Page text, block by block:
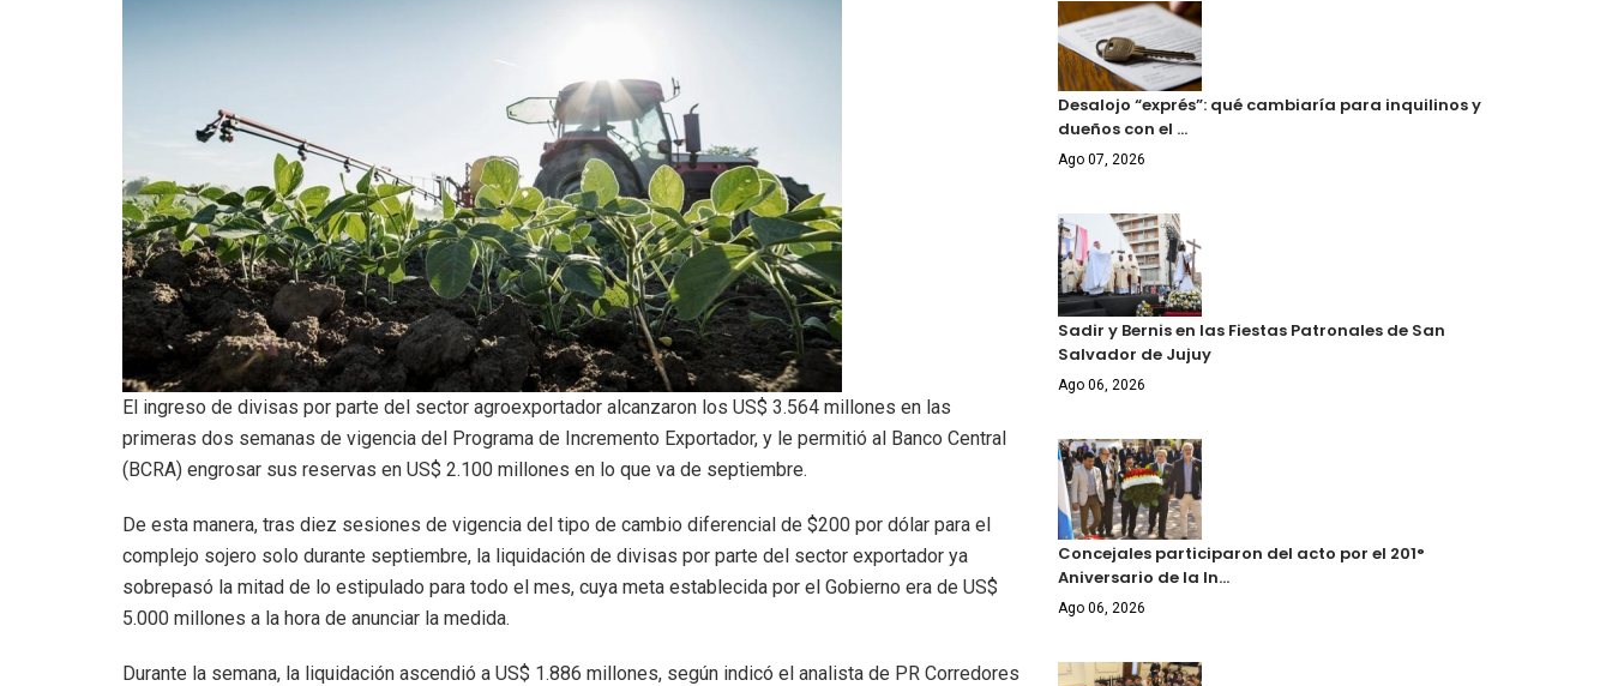
El ingreso de divisas por parte del sector agroexportador alcanzaron los US$ 3.564 millones en las
primeras dos semanas de vigencia del Programa de Incremento Exportador, y le permitió al Banco Central
(BCRA) engrosar sus reservas en US$ 2.100 millones en lo que va de septiembre.
De esta manera, tras diez sesiones de vigencia del tipo de cambio diferencial de $200 por dólar para el
complejo sojero solo durante septiembre, la liquidación de divisas por parte del sector exportador ya
sobrepasó la mitad de lo estipulado para todo el mes, cuya meta establecida por el Gobierno era de US$
5.000 millones a la hora de anunciar la medida.
Durante la semana, la liquidación ascendió a US$ 1.886 millones, según indicó el analista de PR Corredores
Desalojo “exprés”: qué cambiaría para inquilinos y
dueños con el …
Ago 07, 2026
Sadir y Bernis en las Fiestas Patronales de San
Salvador de Jujuy
Ago 06, 2026
Concejales participaron del acto por el 201°
Aniversario de la In…
Ago 06, 2026